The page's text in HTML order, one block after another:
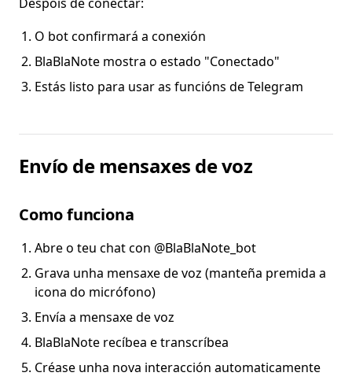
O bot confirmará a conexión
BlaBlaNote mostra o estado "Conectado"
Estás listo para usar as funcións de Telegram
Envío de mensaxes de voz
Como funciona
Abre o teu chat con @BlaBlaNote_bot
Grava unha mensaxe de voz (manteña premida a
icona do micrófono)
Envía a mensaxe de voz
BlaBlaNote recíbea e transcríbea
Créase unha nova interacción automaticamente